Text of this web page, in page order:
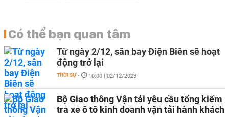
Có thể bạn quan tâm
Từ ngày 2/12, sân bay Điện Biên sẽ hoạt
động trở lại
THỜI SỰ - 10:00 | 02/12/2023
Bộ Giao thông Vận tải yêu cầu tổng kiểm
tra xe ô tô kinh doanh vận tải hành khách